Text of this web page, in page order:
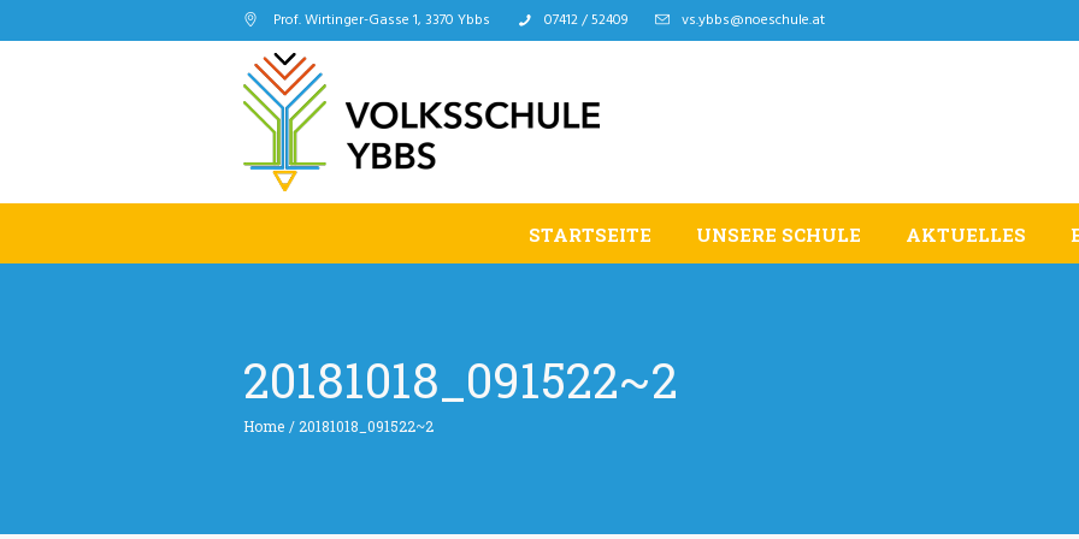
Prof. Wirtinger-Gasse 1, 3370 Ybbs 07412 / 52409 vs.ybbs@noeschule.at
STARTSEITE UNSERE SCHULE AKTUELLES
20181018_091522~2
Home / 20181018_091522~2